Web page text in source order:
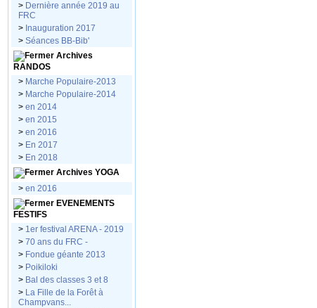
> Dernière année 2019 au
FRC
> Inauguration 2017
> Séances BB-Bib'
Archives
RANDOS
> Marche Populaire-2013
> Marche Populaire-2014
> en 2014
> en 2015
> en 2016
> En 2017
> En 2018
Archives YOGA
> en 2016
EVENEMENTS
FESTIFS
> 1er festival ARENA - 2019
> 70 ans du FRC -
> Fondue géante 2013
> Poikiloki
> Bal des classes 3 et 8
> La Fille de la Forêt à
Champvans...